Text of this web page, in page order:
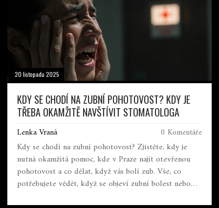
20 listopadu 2025
KDY SE CHODÍ NA ZUBNÍ POHOTOVOST? KDY JE
TŘEBA OKAMŽITĚ NAVŠTÍVIT STOMATOLOGA
Lenka Vraná 0 Komentáře
Kdy se chodí na zubní pohotovost? Zjistěte, kdy je
nutná okamžitá pomoc, kde v Praze najít otevřenou
pohotovost a co dělat, když vás bolí zub. Vše, co
potřebujete vědět, když se objeví zubní bolest nebo